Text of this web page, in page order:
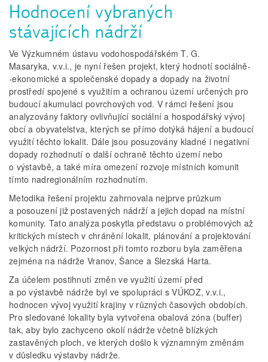
Hodnocení vybraných
stávajících nádrží
Ve Výzkumném ústavu vodohospodářském T. G.
Masaryka, v.v.i., je nyní řešen projekt, který hodnotí sociálně­
‑ekonomické a společenské dopady a dopady na životní
prostředí spojené s využitím a ochranou území určených pro
budoucí akumulaci povrchových vod. V rámci řešení jsou
analyzovány faktory ovlivňující sociální a hospodářský vývoj
obcí a obyvatelstva, kterých se přímo dotýká hájení a budoucí
využití těchto lokalit. Dále jsou posuzovány kladné i negativní
dopady rozhodnutí o další ochraně těchto území nebo
o výstavbě, a také míra omezení rozvoje místních komunit
tímto nadregionálním rozhodnutím.
Metodika řešení projektu zahrnovala nejprve průzkum
a posouzení již postavených nádrží a jejich dopad na místní
komunity. Tato analýza poskytla představu o problémových až
kritických místech v chránění lokalit, plánování a projektování
velkých nádrží. Pozornost při tomto rozboru byla zaměřena
zejména na nádrže Vranov, Šance a Slezská Harta.
Za účelem postihnutí změn ve využití území před
a po výstavbě nádrže byl ve spolupráci s VÚKOZ, v.v.i.,
hodnocen vývoj využití krajiny v různých časových obdobích.
Pro sledované lokality byla vytvořena obalová zóna (buffer)
tak, aby bylo zachyceno okolí nádrže včetně blízkých
zastavěných ploch, ve kterých došlo k významným změnám
v důsledku výstavby nádrže.